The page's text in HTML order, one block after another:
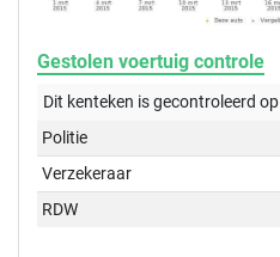
Gestolen voertuig controle
Dit kenteken is gecontroleerd op
Politie
Verzekeraar
RDW